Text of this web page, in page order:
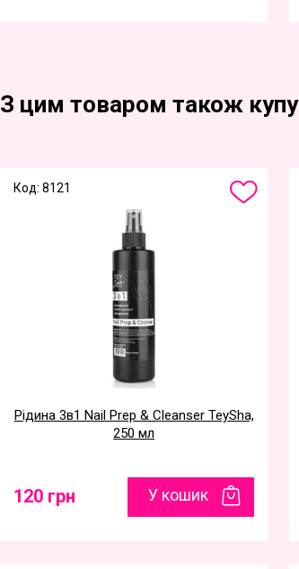
З цим товаром також
Код: 8121
Рідина 3в1 Nail Prep & Cleanser TeySha,
250 мл
120 грн У кошик